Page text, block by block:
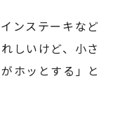
ンステーキなど
しいけど、小さ
ホッとする」と